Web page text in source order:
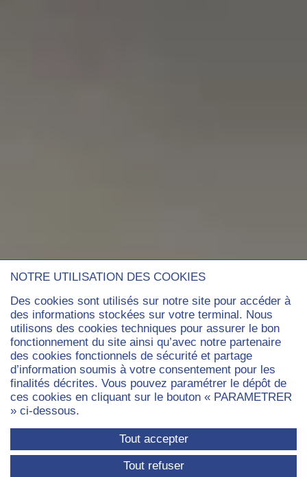
NOTRE UTILISATION DES COOKIES
Des cookies sont utilisés sur notre site pour accéder à
des informations stockées sur votre terminal. Nous
utilisons des cookies techniques pour assurer le bon
fonctionnement du site ainsi qu’avec notre partenaire
des cookies fonctionnels de sécurité et partage
d’information soumis à votre consentement pour les
finalités décrites. Vous pouvez paramétrer le dépôt de
ces cookies en cliquant sur le bouton « PARAMETRER
» ci-dessous.
Tout accepter
Tout refuser